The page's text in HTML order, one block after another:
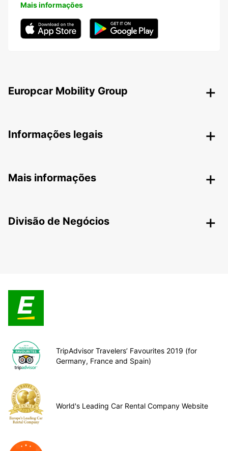
Mais informações
Europcar Mobility Group
Informações legais
Mais informações
Divisão de Negócios
TripAdvisor Travelers’ Favourites 2019 (for
Germany, France and Spain)
World's Leading Car Rental Company Website